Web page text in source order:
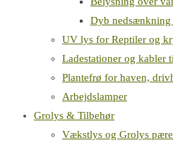
Dyb nedsænkning
UV lys for Reptiler og
Ladestationer og kabler
Plantefrø for haven,
Arbejdslamper
Grolys & Tilbehør
Vækstlys og Grolys